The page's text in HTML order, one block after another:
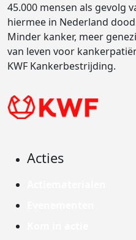
45.000 mensen als gevolg
hiermee in Nederland
Minder kanker, meer
van leven voor
KWF Kankerbestrijding.
Acties